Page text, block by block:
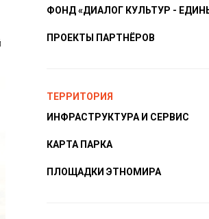
ФОНД «ДИАЛОГ КУЛЬТУР -
ПРОЕКТЫ ПАРТНЁРОВ
ТЕРРИТОРИЯ
ИНФРАСТРУКТУРА И СЕРВИС
КАРТА ПАРКА
ПЛОЩАДКИ ЭТНОМИРА